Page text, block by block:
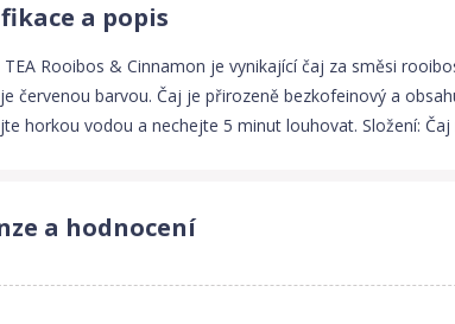
a popis
TEA Rooibos & Cinnamon je vynikající čaj za směsi
červenou barvou. Čaj je přirozeně bezkofeinový a
horkou vodou a nechejte 5 minut louhovat. Složení:
a hodnocení